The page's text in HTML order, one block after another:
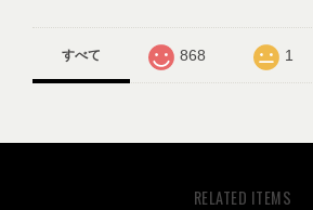
すべて 868 1
RELATED ITEMS